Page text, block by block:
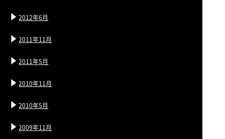
2012年6月
2011年11月
2011年5月
2010年11月
2010年5月
2009年11月